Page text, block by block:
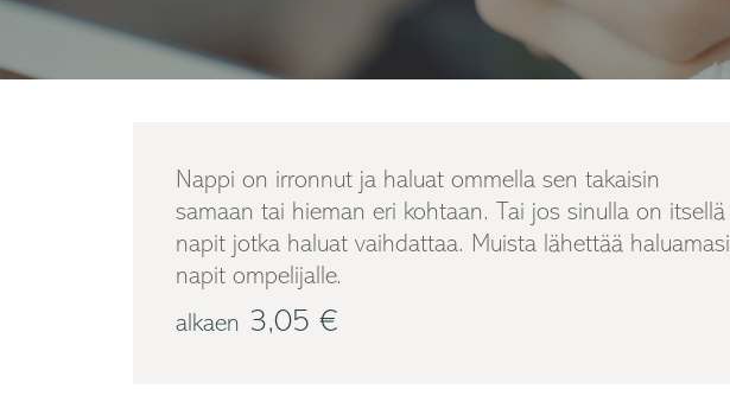
Nappi on irronnut ja haluat ommella sen takaisin
samaan tai hieman eri kohtaan. Tai jos sinulla on itsellä
napit jotka haluat vaihdattaa. Muista lähettää haluamasi
napit ompelijalle.
alkaen 3,05 €